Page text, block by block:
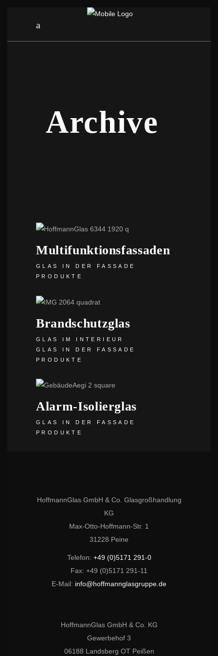
Archive
Multifunktionsfassaden
GLAS IN DER FASSADE
PRODUKTE
Brandschutzglas
GLAS IM INTERIEUR
GLAS IN DER FASSADE
PRODUKTE
Alarm-Isolierglas
GLAS IN DER FASSADE
PRODUKTE
HoffmannGlas GmbH & Co. Glasgroßhandlung
KG
Max-Otto-Hoffmann-Str. 1
31228 Peine
Telefon: +49 (0)5171 291-0
Fax: +49 (0)5171 291-11
E-Mail: info@hoffmannglasgruppe.de
HoffmannGlas GmbH & Co. KG
Gewerbehof 3
06188 Landsberg OT Peißen